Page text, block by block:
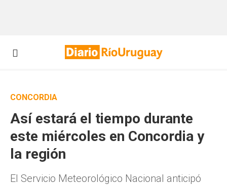
CONCORDIA
Así estará el tiempo durante
este miércoles en Concordia y
la región
El Servicio Meteorológico Nacional anticipó